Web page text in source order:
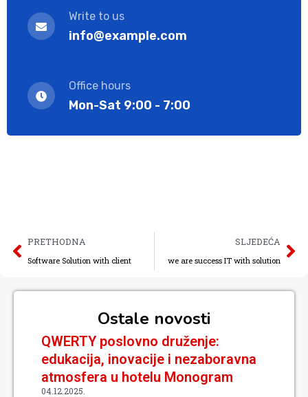
Write to us
info@example.com
Office hours
Mon-Sat 9:00 - 7:00
PRETHODNA
Software Solution with client
SLJEDEĆA
we are success IT with solution
Ostale novosti
QWERTY poslovno druženje:
edukacija, inovacije i nezaboravna
atmosfera u hotelu Monogram
04.12.2025.